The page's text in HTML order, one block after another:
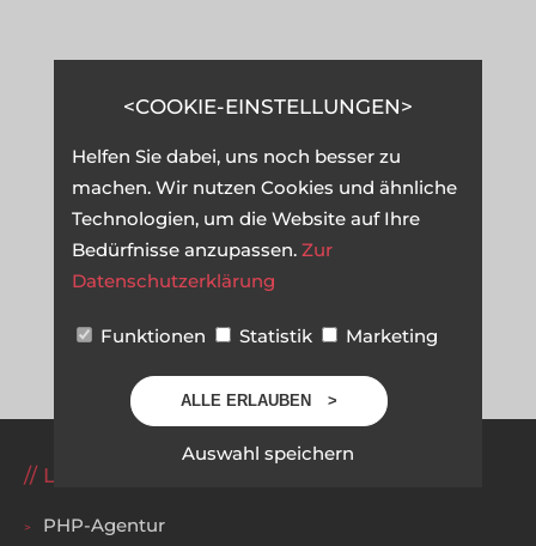
LEISTUNGEN
PHP-Agentur
COOKIE-EINSTELLUNGEN
Helfen Sie dabei, uns noch besser zu
machen. Wir nutzen Cookies und ähnliche
Technologien, um die Website auf Ihre
Bedürfnisse anzupassen. Zur
Datenschutzerklärung
Funktionen Statistik Marketing
ALLE ERLAUBEN
Auswahl speichern